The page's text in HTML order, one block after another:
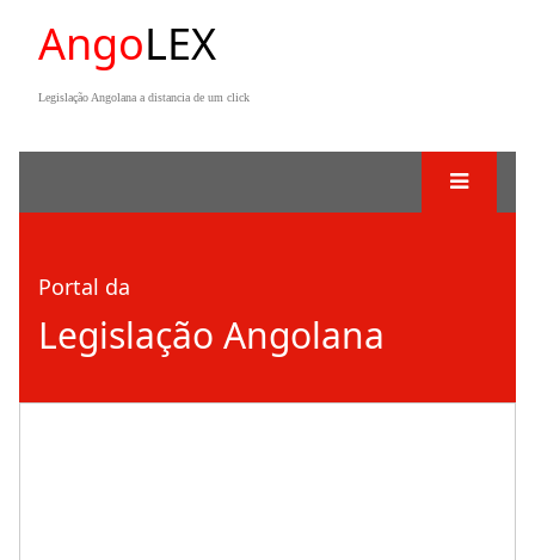
AngoLEX
Legislação Angolana a distancia de um click
Portal da
Legislação Angolana